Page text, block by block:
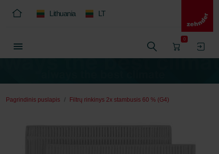
Lithuania LT
0
Pagrindinis puslapis Filtrų rinkinys 2x stambusis 60 % (G4)